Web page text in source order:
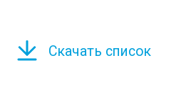
Скачать список